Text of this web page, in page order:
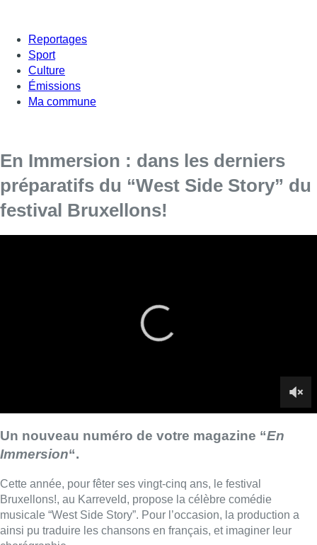
Reportages
Sport
Culture
Émissions
Ma commune
En Immersion : dans les derniers
préparatifs du “West Side Story” du
festival Bruxellons!
Bruxellons!, au Karreveld, propose la célèbre comédie
musicale “West Side Story”. Pour l’occasion, la production a
ainsi pu traduire les chansons en français, et imaginer leur
notre équipa a pu assister aux premiers essais, et aux
différentes répétitions.
■ Documentaire deVanessa Lhuillier et Marjorie
Fellinger, avecLaurence Paciarelli et Antoine Martens